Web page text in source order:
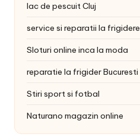
lac de pescuit Cluj
service si reparatii la frigidere
Sloturi online inca la moda
reparatie la frigider Bucuresti
Stiri sport si fotbal
Naturano magazin online